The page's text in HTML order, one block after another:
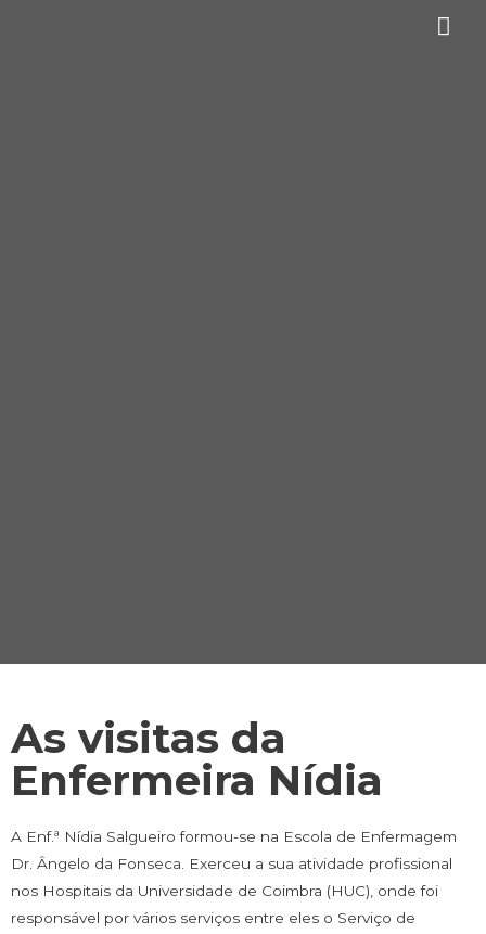
As visitas da
Enfermeira Nídia
A Enf.ª Nídia Salgueiro formou-se na Escola de Enfermagem
Dr. Ângelo da Fonseca. Exerceu a sua atividade profissional
nos Hospitais da Universidade de Coimbra (HUC), onde foi
responsável por vários serviços entre eles o Serviço de